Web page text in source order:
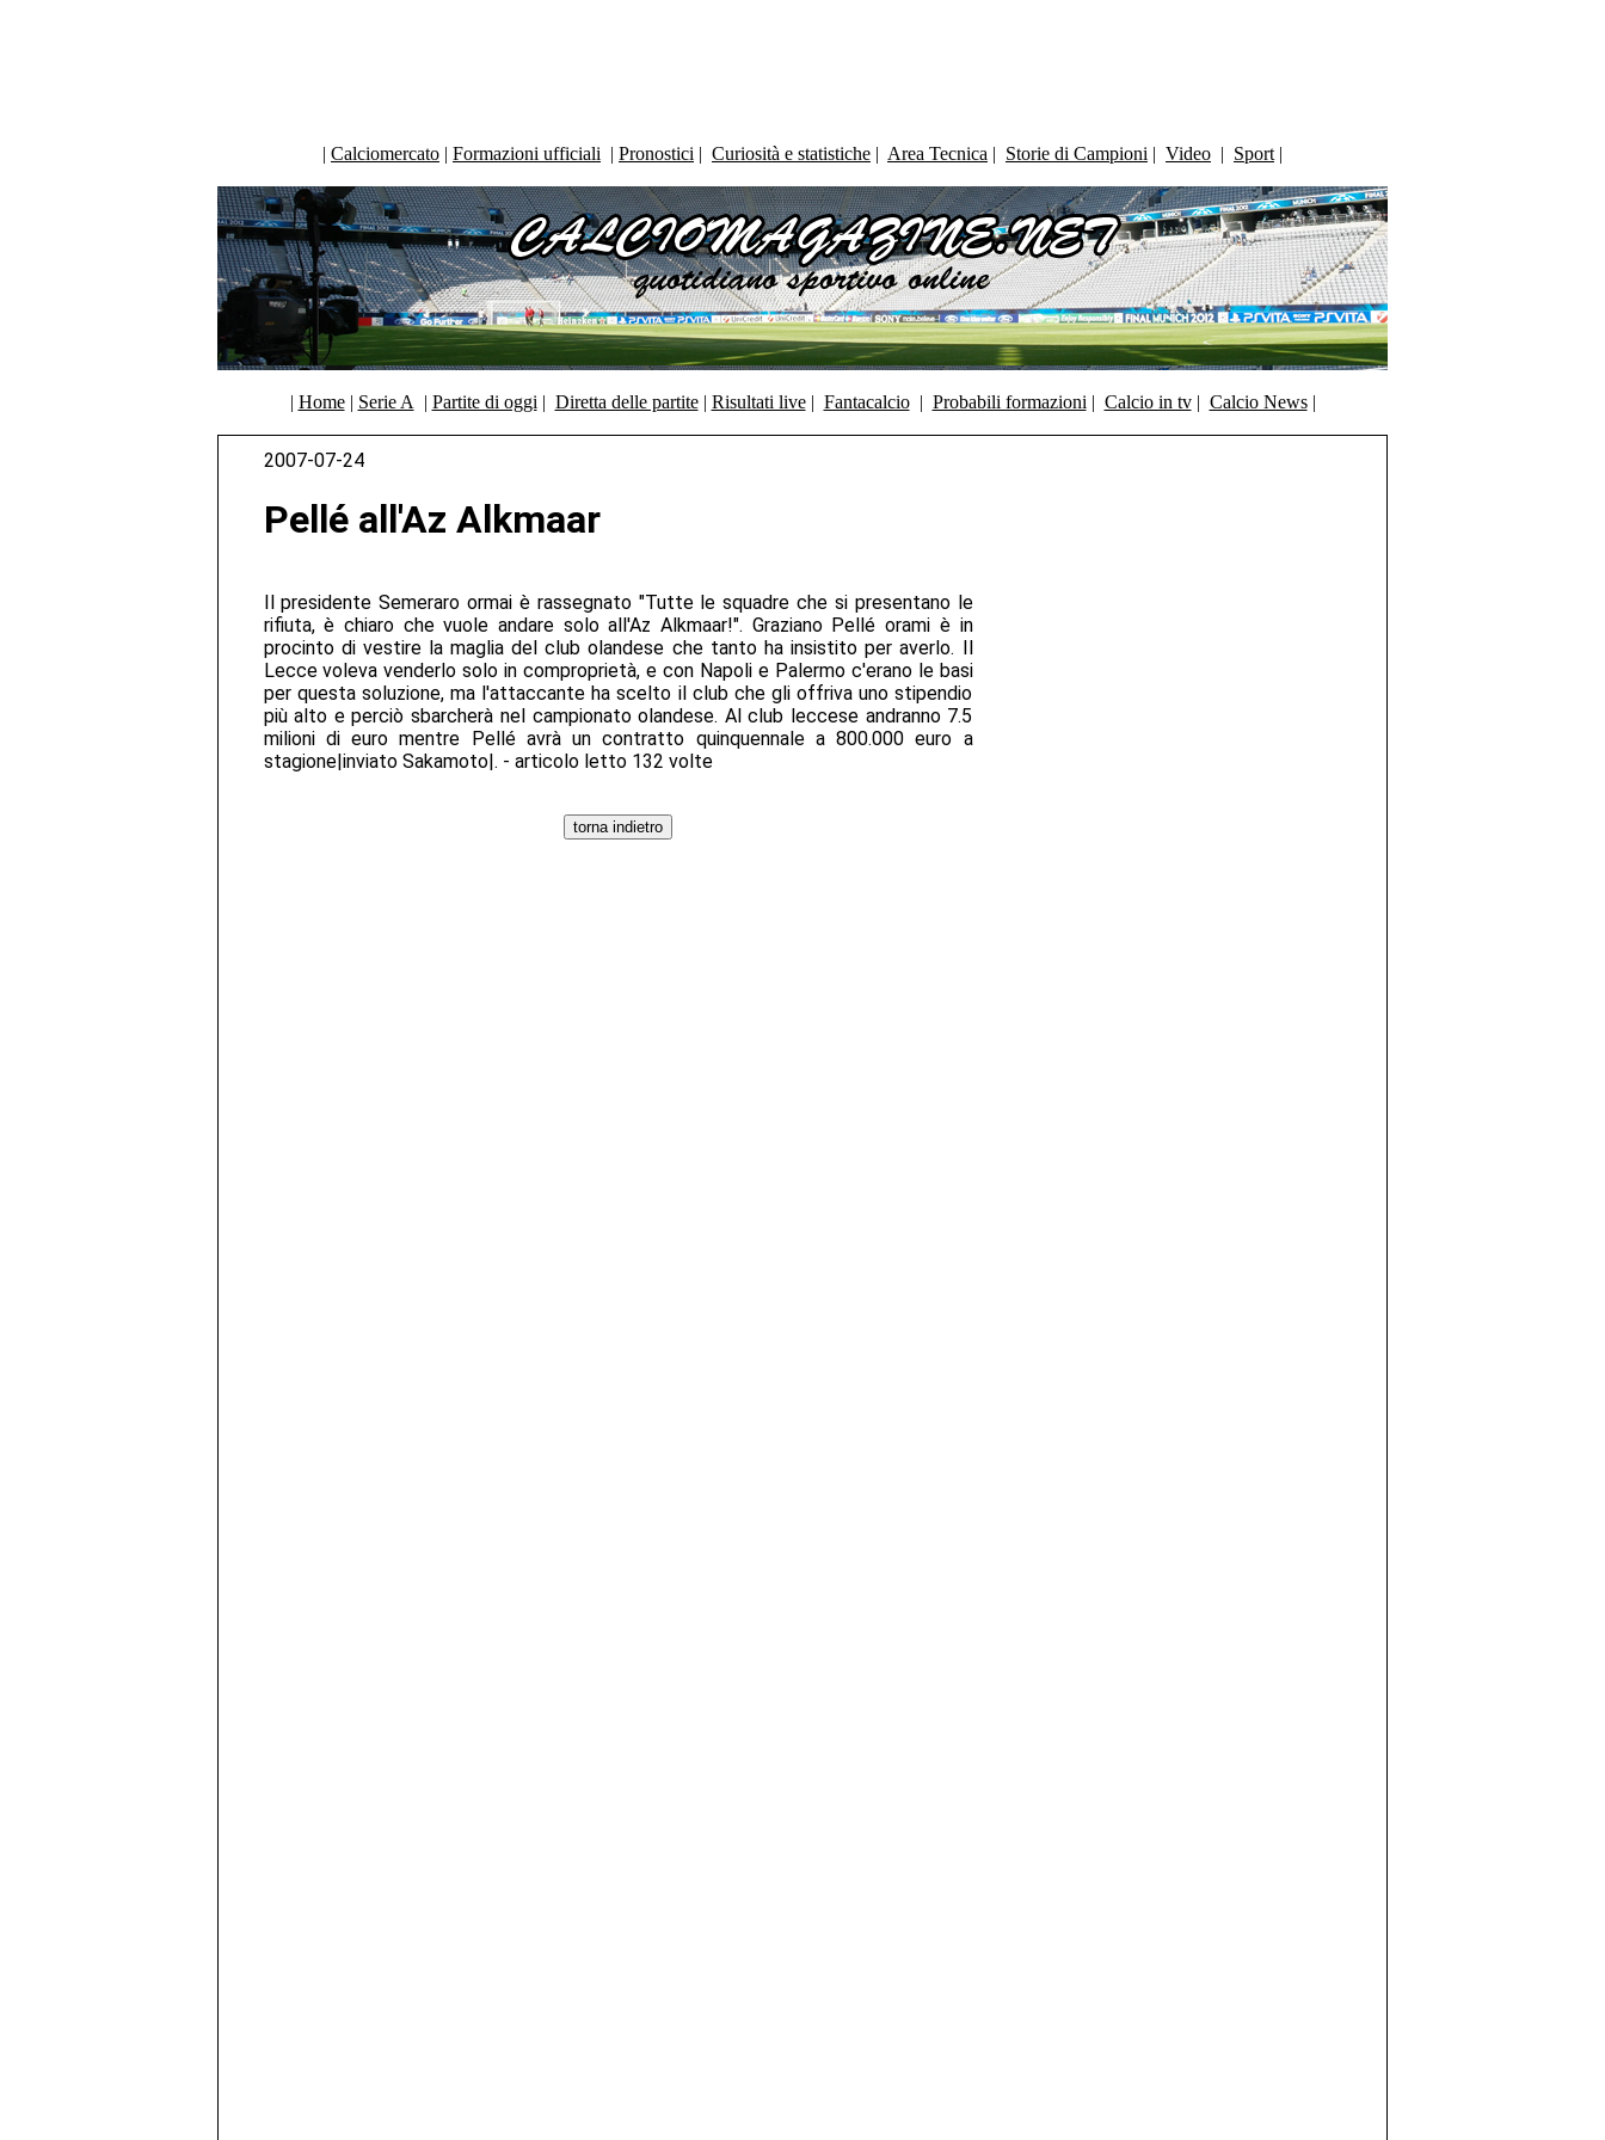
| Calciomercato | Formazioni ufficiali | Pronostici | Curiosità e statistiche | Area Tecnica | Storie di Campioni | Video | Sport |
| Home| Serie A | Partite di oggi | Diretta delle partite| Risultati live| Fantacalcio| Probabili formazioni | Calcio in tv| Calcio News|
2007-07-24
Pellé all'Az Alkmaar
Il presidente Semeraro ormai è rassegnato "Tutte le squadre che si presentano le
rifiuta, è chiaro che vuole andare solo all'Az Alkmaar!". Graziano Pellé orami è in
procinto di vestire la maglia del club olandese che tanto ha insistito per averlo. Il
Lecce voleva venderlo solo in comproprietà, e con Napoli e Palermo c'erano le basi
per questa soluzione, ma l'attaccante ha scelto il club che gli offriva uno stipendio
più alto e perciò sbarcherà nel campionato olandese. Al club leccese andranno 7.5
milioni di euro mentre Pellé avrà un contratto quinquennale a 800.000 euro a
stagione|inviato Sakamoto|. - articolo letto 132 volte